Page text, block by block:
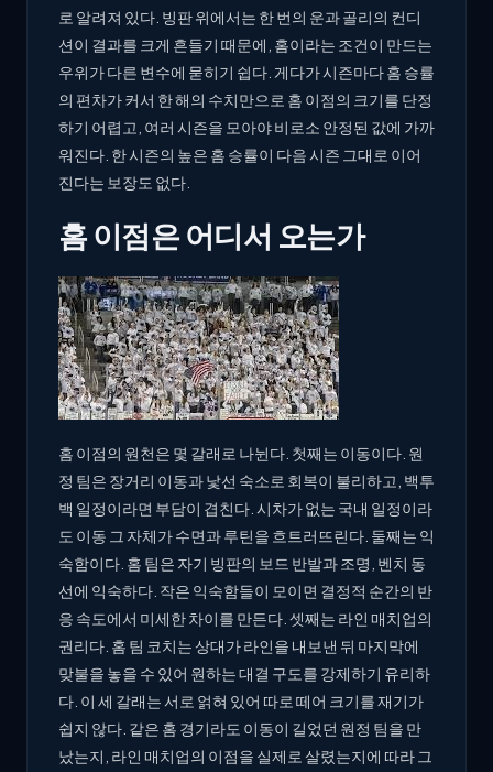
로 알려져 있다. 빙판 위에서는 한 번의 운과 골리의 컨디
션이 결과를 크게 흔들기 때문에, 홈이라는 조건이 만드는
우위가 다른 변수에 묻히기 쉽다. 게다가 시즌마다 홈 승률
의 편차가 커서 한 해의 수치만으로 홈 이점의 크기를 단정
하기 어렵고, 여러 시즌을 모아야 비로소 안정된 값에 가까
워진다. 한 시즌의 높은 홈 승률이 다음 시즌 그대로 이어
진다는 보장도 없다.
홈 이점은 어디서 오는가
홈 이점의 원천은 몇 갈래로 나뉜다. 첫째는 이동이다. 원
정 팀은 장거리 이동과 낯선 숙소로 회복이 불리하고, 백투
백 일정이라면 부담이 겹친다. 시차가 없는 국내 일정이라
도 이동 그 자체가 수면과 루틴을 흐트러뜨린다. 둘째는 익
숙함이다. 홈 팀은 자기 빙판의 보드 반발과 조명, 벤치 동
선에 익숙하다. 작은 익숙함들이 모이면 결정적 순간의 반
응 속도에서 미세한 차이를 만든다. 셋째는 라인 매치업의
권리다. 홈 팀 코치는 상대가 라인을 내보낸 뒤 마지막에
맞불을 놓을 수 있어 원하는 대결 구도를 강제하기 유리하
다. 이 세 갈래는 서로 얽혀 있어 따로 떼어 크기를 재기가
쉽지 않다. 같은 홈 경기라도 이동이 길었던 원정 팀을 만
났는지, 라인 매치업의 이점을 실제로 살렸는지에 따라 그